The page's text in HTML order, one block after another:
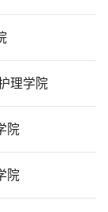
理学院
院
院